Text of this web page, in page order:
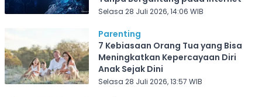
Selasa 28 Juli 2026, 14:06 WIB
Parenting
7 Kebiasaan Orang Tua yang Bisa
Meningkatkan Kepercayaan Diri
Anak Sejak Dini
Selasa 28 Juli 2026, 13:57 WIB